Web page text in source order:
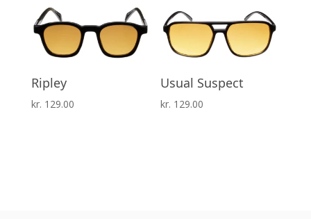
Ripley
kr. 129.00
Usual Suspect
kr. 129.00